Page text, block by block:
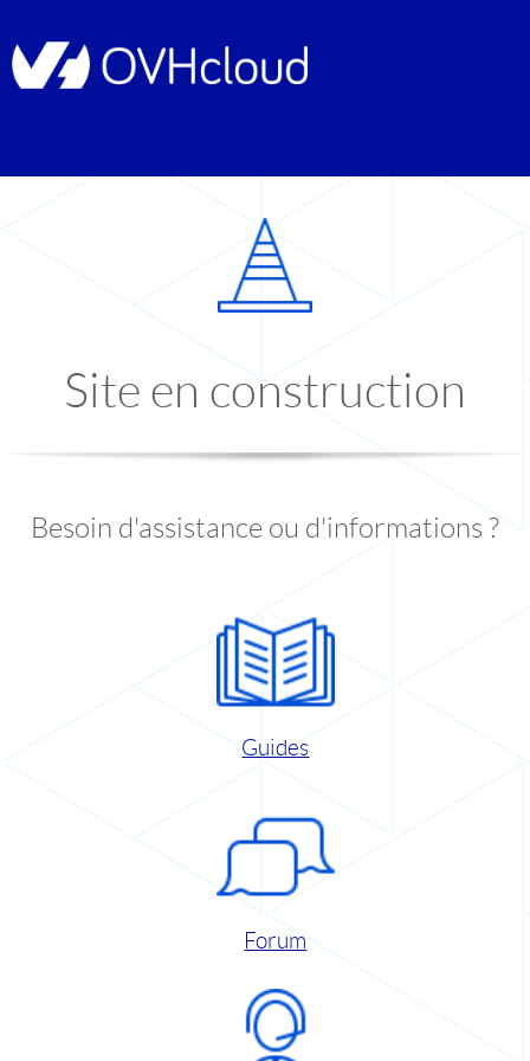
Site en construction
Besoin d'assistance ou d'informations ?
Guides
Forum